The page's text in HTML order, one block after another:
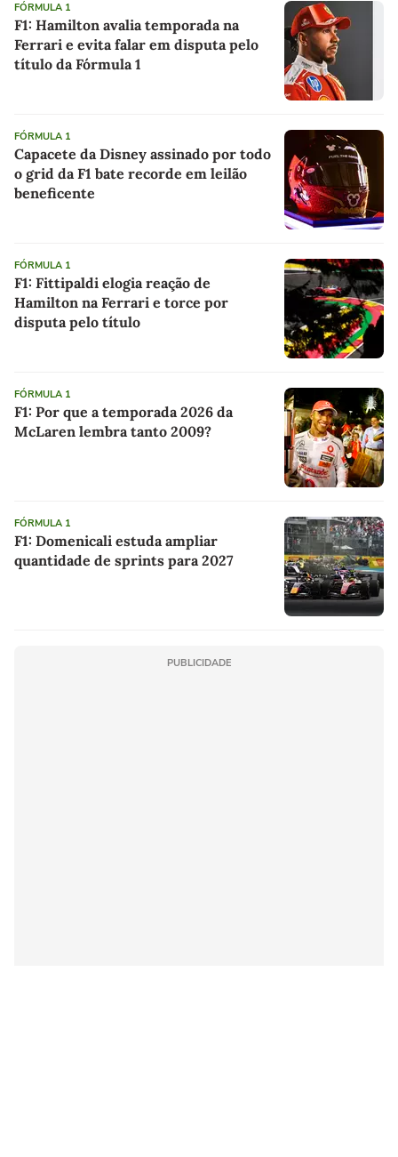
FÓRMULA 1
F1: Hamilton avalia temporada na
Ferrari e evita falar em disputa pelo
título da Fórmula 1
FÓRMULA 1
Capacete da Disney assinado por todo
o grid da F1 bate recorde em leilão
beneficente
FÓRMULA 1
F1: Fittipaldi elogia reação de
Hamilton na Ferrari e torce por
disputa pelo título
FÓRMULA 1
F1: Por que a temporada 2026 da
McLaren lembra tanto 2009?
FÓRMULA 1
F1: Domenicali estuda ampliar
quantidade de sprints para 2027
PUBLICIDADE